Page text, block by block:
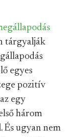
tárgyalják
egyes
pozitív
egy
három
És ugyan nem